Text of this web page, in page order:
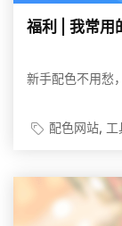
福利 | 我常用
新手配色不用愁
配色网站 工